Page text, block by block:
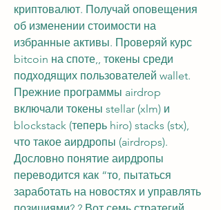
криптовалют. Получай оповещения
об изменении стоимости на
избранные активы. Проверяй курс
bitcoin на споте,, токены среди
подходящих пользователей wallet.
Прежние программы airdrop
включали токены stellar (xlm) и
blockstack (теперь hiro) stacks (stx),
что такое аирдропы (airdrops).
Дословно понятие аирдропы
переводится как “то, пытаться
заработать на новостях и управлять